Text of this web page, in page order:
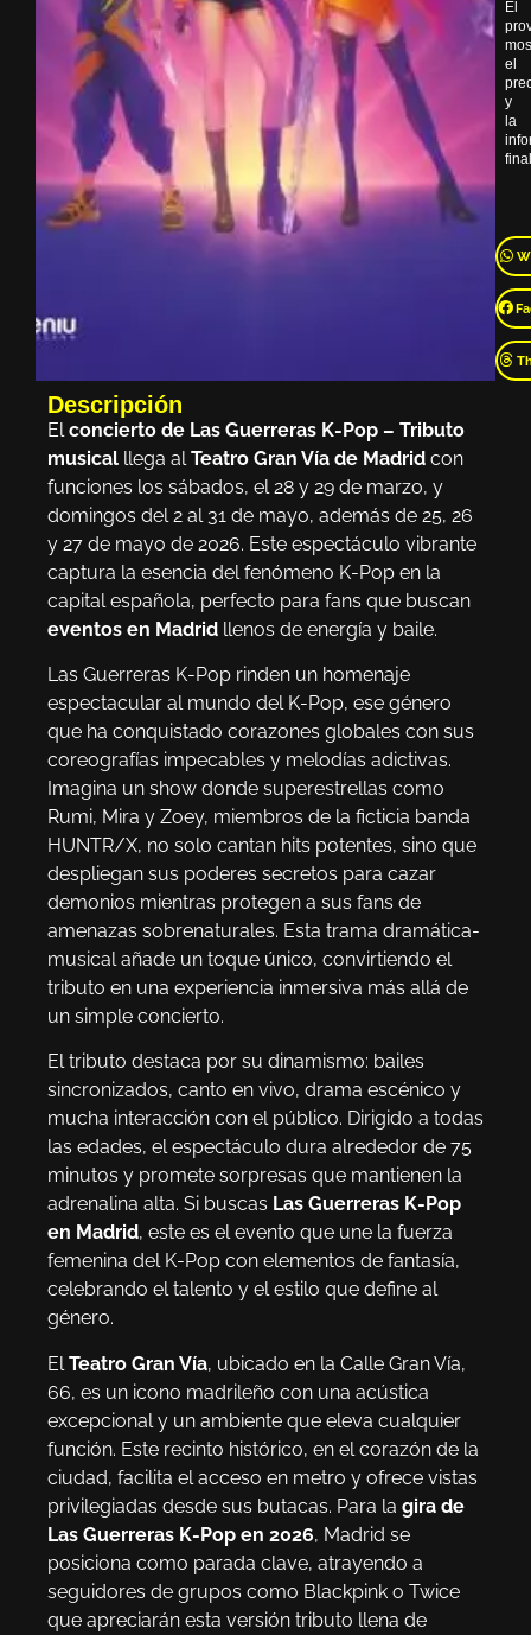
El
el
y
la
Descripción
El concierto de Las Guerreras K-Pop – Tributo
musical llega al Teatro Gran Vía de Madrid con
funciones los sábados, el 28 y 29 de marzo, y
domingos del 2 al 31 de mayo, además de 25, 26
y 27 de mayo de 2026. Este espectáculo vibrante
captura la esencia del fenómeno K-Pop en la
capital española, perfecto para fans que buscan
eventos en Madrid llenos de energía y baile.
Las Guerreras K-Pop rinden un homenaje
espectacular al mundo del K-Pop, ese género
que ha conquistado corazones globales con sus
coreografías impecables y melodías adictivas.
Imagina un show donde superestrellas como
Rumi, Mira y Zoey, miembros de la ficticia banda
HUNTR/X, no solo cantan hits potentes, sino que
despliegan sus poderes secretos para cazar
demonios mientras protegen a sus fans de
amenazas sobrenaturales. Esta trama dramática-
musical añade un toque único, convirtiendo el
tributo en una experiencia inmersiva más allá de
un simple concierto.
El tributo destaca por su dinamismo: bailes
sincronizados, canto en vivo, drama escénico y
mucha interacción con el público. Dirigido a todas
las edades, el espectáculo dura alrededor de 75
minutos y promete sorpresas que mantienen la
adrenalina alta. Si buscas Las Guerreras K-Pop
en Madrid, este es el evento que une la fuerza
femenina del K-Pop con elementos de fantasía,
celebrando el talento y el estilo que define al
género.
ElTeatro Gran Vía, ubicado en la Calle Gran Vía,
66, es un icono madrileño con una acústica
excepcional y un ambiente que eleva cualquier
función. Este recinto histórico, en el corazón de la
ciudad, facilita el acceso en metro y ofrece vistas
privilegiadas desde sus butacas. Para la gira de
Las Guerreras K-Pop en 2026, Madrid se
posiciona como parada clave, atrayendo a
seguidores de grupos como Blackpink o Twice
que apreciarán esta versión tributo llena de